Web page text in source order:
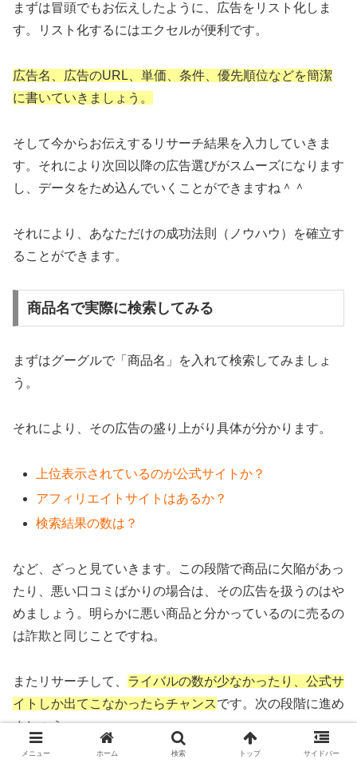
まずは冒頭でもお伝えしたように、広告をリスト化しま
す。リスト化するにはエクセルが便利です。
広告名、広告のURL、単価、条件、優先順位などを簡潔
に書いていきましょう。
そして今からお伝えするリサーチ結果を入力していきま
す。それにより次回以降の広告選びがスムーズになります
し、データをため込んでいくことができますね＾＾
それにより、あなただけの成功法則（ノウハウ）を確立す
ることができます。
商品名で実際に検索してみる
まずはグーグルで「商品名」を入れて検索してみましょ
う。
それにより、その広告の盛り上がり具体が分かります。
上位表示されているのが公式サイトか？
アフィリエイトサイトはあるか？
検索結果の数は？
など、ざっと見ていきます。この段階で商品に欠陥があっ
たり、悪い口コミばかりの場合は、その広告を扱うのはや
めましょう。明らかに悪い商品と分かっているのに売るの
は詐欺と同じことですね。
またリサーチして、 ライバルの数が少なかったり、公式サ
イトしか出てこなかったらチャンスです。次の段階に進め
ましょう。
メニュー ホーム 検索 トップ サイドバー